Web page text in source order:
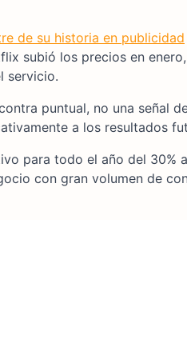
de su historia en publicidad
subió los precios en
servicio.
puntual, no una señal
a los resultados
para todo el año del 30%
con gran volumen de